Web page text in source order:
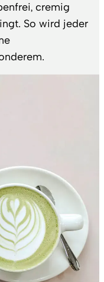
cremig
So wird jeder